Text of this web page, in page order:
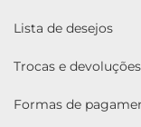
Lista de desejos
Trocas e devoluções
Formas de